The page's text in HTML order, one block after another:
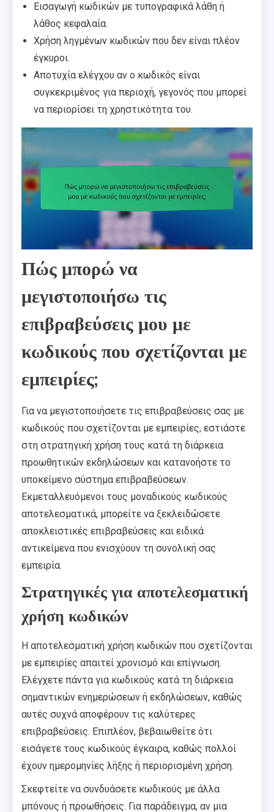
Εισαγωγή κωδικών με τυπογραφικά λάθη ή
λάθος κεφαλαία.
Χρήση ληγμένων κωδικών που δεν είναι πλέον
έγκυροι.
Αποτυχία ελέγχου αν ο κωδικός είναι
συγκεκριμένος για περιοχή, γεγονός που μπορεί
να περιορίσει τη χρηστικότητα του.
Πώς μπορώ να
μεγιστοποιήσω τις
επιβραβεύσεις μου με
κωδικούς που σχετίζονται με
εμπειρίες;
Για να μεγιστοποιήσετε τις επιβραβεύσεις σας με
κωδικούς που σχετίζονται με εμπειρίες, εστιάστε
στη στρατηγική χρήση τους κατά τη διάρκεια
προωθητικών εκδηλώσεων και κατανοήστε το
υποκείμενο σύστημα επιβραβεύσεων.
Εκμεταλλευόμενοι τους μοναδικούς κωδικούς
αποτελεσματικά, μπορείτε να ξεκλειδώσετε
αποκλειστικές επιβραβεύσεις και ειδικά
αντικείμενα που ενισχύουν τη συνολική σας
εμπειρία.
Στρατηγικές για αποτελεσματική
χρήση κωδικών
Η αποτελεσματική χρήση κωδικών που σχετίζονται
με εμπειρίες απαιτεί χρονισμό και επίγνωση.
Ελέγχετε πάντα για κωδικούς κατά τη διάρκεια
σημαντικών ενημερώσεων ή εκδηλώσεων, καθώς
αυτές συχνά αποφέρουν τις καλύτερες
επιβραβεύσεις. Επιπλέον, βεβαιωθείτε ότι
εισάγετε τους κωδικούς έγκαιρα, καθώς πολλοί
έχουν ημερομηνίες λήξης ή περιορισμένη χρήση.
Σκεφτείτε να συνδυάσετε κωδικούς με άλλα
μπόνους ή προωθήσεις. Για παράδειγμα, αν μια